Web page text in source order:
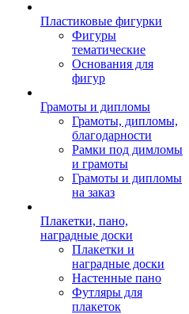
Пластиковые фигурки
Фигуры
тематические
Основания для
фигур
Грамоты и дипломы
Грамоты, дипломы,
благодарности
Рамки под димломы
и грамоты
Грамоты и дипломы
на заказ
Плакетки, пано,
наградные доски
Плакетки и
наградные доски
Настенные пано
Футляры для
плакеток